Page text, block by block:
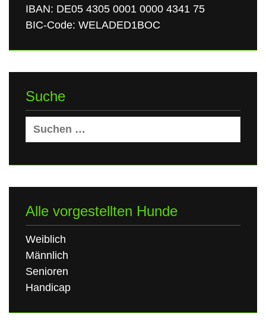
IBAN: DE05 4305 0001 0000 4341 75
BIC-Code: WELADED1BOC
Suche
Suchen
nach:
Alle vorgestellten Hunde
Weiblich
Männlich
Senioren
Handicap